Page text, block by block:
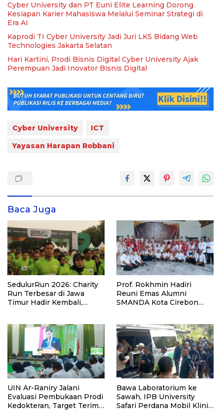
Cyber University dan PT Euni Elite Learning Dorong
Kesiapan Karier Mahasiswa Melalui Seminar Strategi di
Era AI
Kaprodi TI Cyber University Jadi Juri LKS Bidang Web
Technologies Jakarta Selatan
Hari Kartini, Prodi Bisnis Digital Cyber University Ajak
Perempuan Jadi Inovator Bisnis Digital
Cyber University
ICT
Yayasan Harapan Robbani
Baca Juga
SedulurRun 2026: Charity
Run Terbesar di Jawa
Timur Hadir Kembali,
Santri dan Guru Honorer
Prof. Rokhmin Hadiri
Reuni Emas Alumni
SMANDA Kota Cirebon
UIN Ar-Raniry Jalani
Evaluasi Pembukaan Prodi
Kedokteran, Target Terima
Bawa Laboratorium ke
Sawah, IPB University
Safari Perdana Mobil Klinik